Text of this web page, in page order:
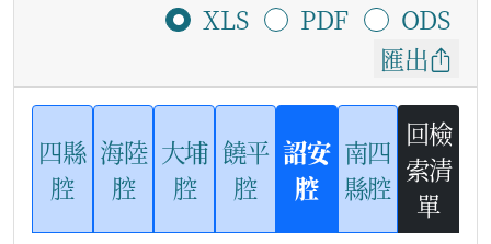
XLS
PDF
ODS
匯出
四縣
腔
海陸
腔
大埔
腔
饒平
腔
詔安
腔
南四
縣腔
回檢
索清
單